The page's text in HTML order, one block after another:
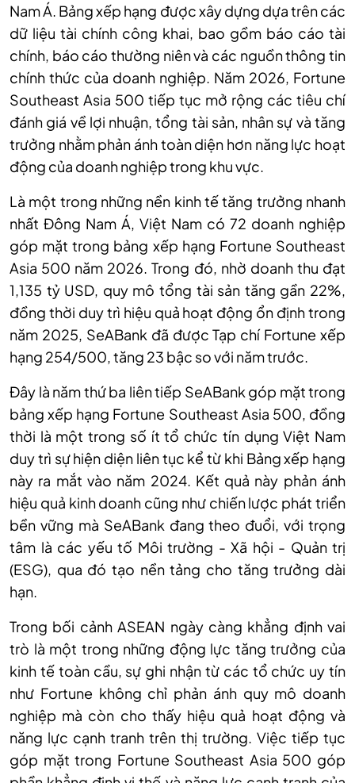
Nam Á. Bảng xếp hạng được xây dựng dựa trên các
dữ liệu tài chính công khai, bao gồm báo cáo tài
chính, báo cáo thường niên và các nguồn thông tin
chính thức của doanh nghiệp. Năm 2026, Fortune
Southeast Asia 500 tiếp tục mở rộng các tiêu chí
đánh giá về lợi nhuận, tổng tài sản, nhân sự và tăng
trưởng nhằm phản ánh toàn diện hơn năng lực hoạt
động của doanh nghiệp trong khu vực.
Là một trong những nền kinh tế tăng trưởng nhanh
nhất Đông Nam Á, Việt Nam có 72 doanh nghiệp
góp mặt trong bảng xếp hạng Fortune Southeast
Asia 500 năm 2026. Trong đó, nhờ doanh thu đạt
1,135 tỷ USD, quy mô tổng tài sản tăng gần 22%,
đồng thời duy trì hiệu quả hoạt động ổn định trong
năm 2025, SeABank đã được Tạp chí Fortune xếp
hạng 254/500, tăng 23 bậc so với năm trước.
Đây là năm thứ ba liên tiếp SeABank góp mặt trong
bảng xếp hạng Fortune Southeast Asia 500, đồng
thời là một trong số ít tổ chức tín dụng Việt Nam
duy trì sự hiện diện liên tục kể từ khi Bảng xếp hạng
này ra mắt vào năm 2024. Kết quả này phản ánh
hiệu quả kinh doanh cũng như chiến lược phát triển
bền vững mà SeABank đang theo đuổi, với trọng
tâm là các yếu tố Môi trường - Xã hội - Quản trị
(ESG), qua đó tạo nền tảng cho tăng trưởng dài
hạn.
Trong bối cảnh ASEAN ngày càng khẳng định vai
trò là một trong những động lực tăng trưởng của
kinh tế toàn cầu, sự ghi nhận từ các tổ chức uy tín
như Fortune không chỉ phản ánh quy mô doanh
nghiệp mà còn cho thấy hiệu quả hoạt động và
năng lực cạnh tranh trên thị trường. Việc tiếp tục
góp mặt trong Fortune Southeast Asia 500 góp